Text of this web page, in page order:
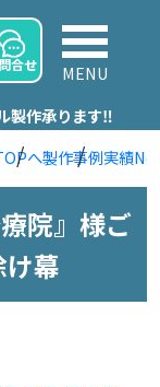
合せ
MENU
製作承ります‼
へ製作事例実績
院』様ご
幕